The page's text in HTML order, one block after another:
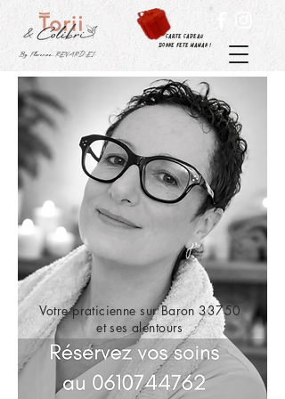
By Florence RENARD "EI"
carte cadeau
Bonne fete maman !
Votre praticienne sur Baron 33750
et ses alentours